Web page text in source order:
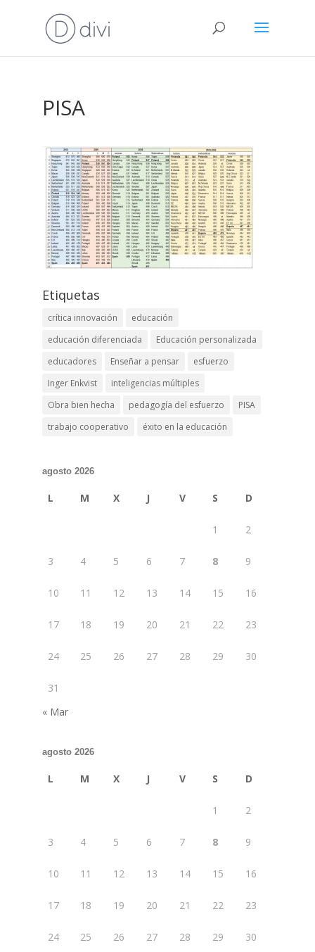
PISA
Etiquetas
crítica innovación
educación
educación diferenciada
Educación personalizada
educadores
Enseñar a pensar
esfuerzo
Inger Enkvist
inteligencias múltiples
Obra bien hecha
pedagogía del esfuerzo
PISA
trabajo cooperativo
éxito en la educación
agosto 2026
L M X J V S D
1 2
3 4 5 6 7 8 9
10 11 12 13 14 15 16
17 18 19 20 21 22 23
24 25 26 27 28 29 30
31
« Mar
agosto 2026
L M X J V S D
1 2
3 4 5 6 7 8 9
10 11 12 13 14 15 16
17 18 19 20 21 22 23
24 25 26 27 28 29 30